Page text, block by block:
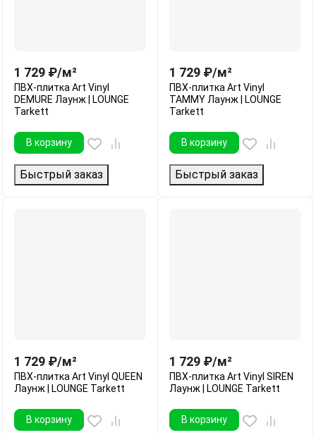
1 729 ₽/м²
ПВХ-плитка Art Vinyl
DEMURE Лаунж | LOUNGE
Tarkett
В корзину
Быстрый заказ
1 729 ₽/м²
ПВХ-плитка Art Vinyl
TAMMY Лаунж | LOUNGE
Tarkett
В корзину
Быстрый заказ
1 729 ₽/м²
ПВХ-плитка Art Vinyl QUEEN
Лаунж | LOUNGE Tarkett
В корзину
1 729 ₽/м²
ПВХ-плитка Art Vinyl SIREN
Лаунж | LOUNGE Tarkett
В корзину